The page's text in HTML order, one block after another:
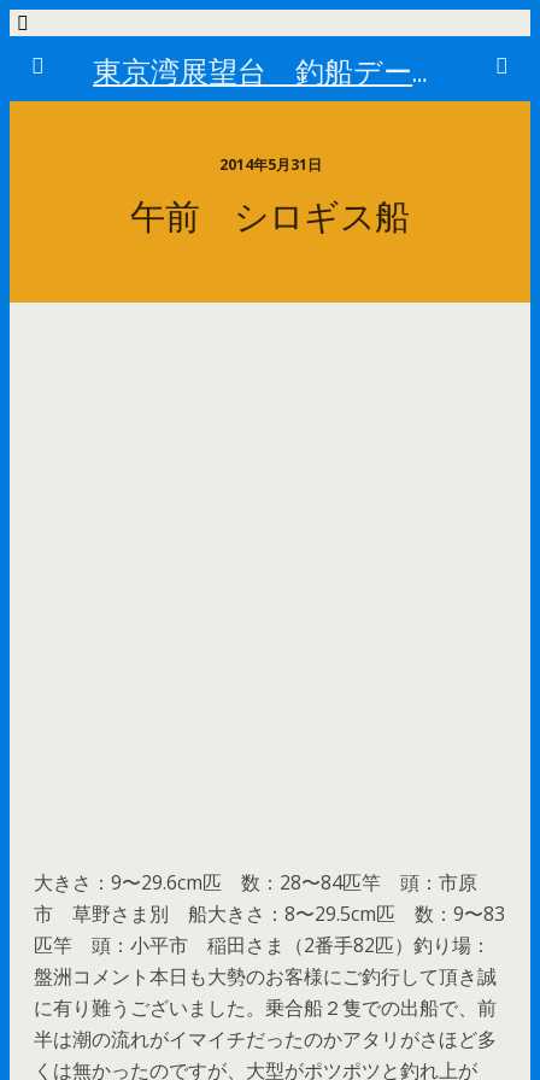
東京湾展望台 釣船データーベース
2014年5月31日
午前 シロギス船
大きさ：9〜29.6cm匹 数：28〜84匹竿 頭：市原
市 草野さま別 船大きさ：8〜29.5cm匹 数：9〜83
匹竿 頭：小平市 稲田さま（2番手82匹）釣り場：
盤洲コメント本日も大勢のお客様にご釣行して頂き誠
に有り難うございました。乗合船２隻での出船で、前
半は潮の流れがイマイチだったのかアタリがさほど多
くは無かったのですが、大型がポツポツと釣れ上が